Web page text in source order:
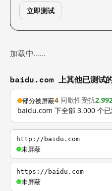
立即测试
加载中……
baidu.com 上其他已测试
部分被屏蔽4 间歇性受扰
baidu.com 下全部 3,000 个
http://baidu.com
未屏蔽
https://baidu.com
未屏蔽